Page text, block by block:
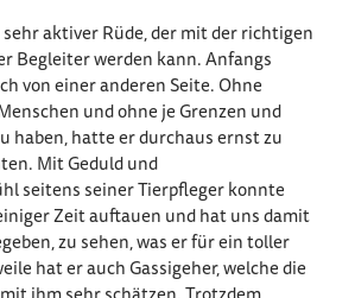
aktiver Rüde, der mit der richtigen
Begleiter werden kann. Anfangs
von einer anderen Seite. Ohne
und ohne je Grenzen und
haben, hatte er durchaus ernst zu
Mit Geduld und
seitens seiner Tierpfleger konnte
Zeit auftauen und hat uns damit
zu sehen, was er für ein toller
hat er auch Gassigeher, welche die